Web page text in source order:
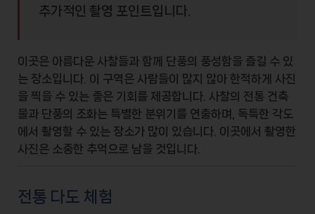
추가적인 촬영 포인트입니다.
이곳은 아름다운 사찰들과 함께 단풍의 풍성함을 즐길 수 있
는 장소입니다. 이 구역은 사람들이 많지 않아 한적하게 사진
을 찍을 수 있는 좋은 기회를 제공합니다. 사찰의 전통 건축
물과 단풍의 조화는 특별한 분위기를 연출하며, 독특한 각도
에서 촬영할 수 있는 장소가 많이 있습니다. 이곳에서 촬영한
사진은 소중한 추억으로 남을 것입니다.
전통 다도 체험